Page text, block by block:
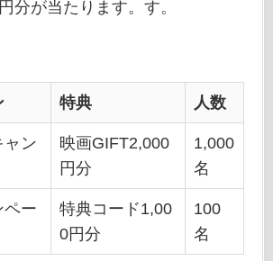
分が当たります。す。
特典 人数
ャン
映画GIFT2,000
円分
1,000
名
ペー
特典コード1,00
0円分
100
名